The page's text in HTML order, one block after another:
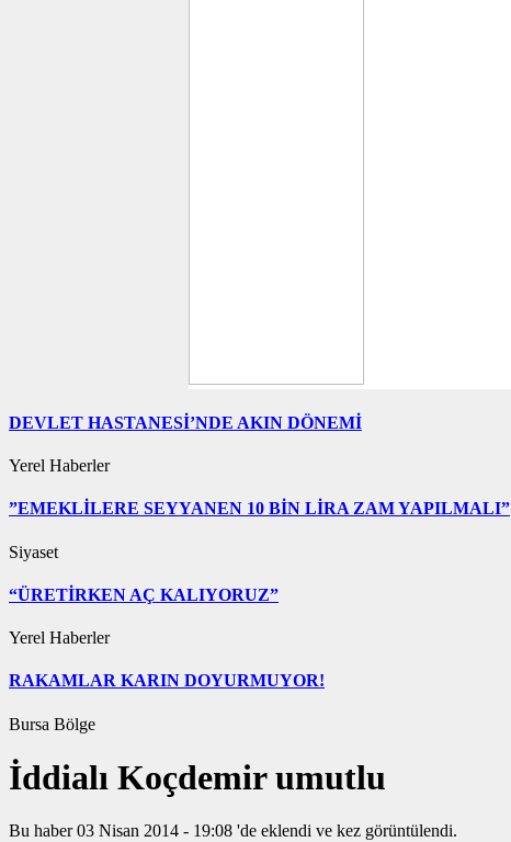
DEVLET HASTANESİ’NDE AKIN DÖNEMİ
Yerel Haberler
”EMEKLİLERE SEYYANEN 10 BİN LİRA ZAM YAPILMALI”
Siyaset
“ÜRETİRKEN AÇ KALIYORUZ”
Yerel Haberler
RAKAMLAR KARIN DOYURMUYOR!
Bursa Bölge
İddialı Koçdemir umutlu
Bu haber 03 Nisan 2014 - 19:08 'de eklendi ve kez görüntülendi.